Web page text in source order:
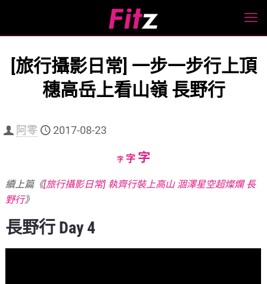
[旅行攝影日常] 一步一步行上頂
穗高岳上看山嶺 長野行
阿零 2017-08-23
字Decrease
size.
字Reset
size.
字Increase
size.
續上篇《[旅行攝影日常] 執齊行裝上高山 涸澤星空超燦爛 長
野行》
長野行 Day 4